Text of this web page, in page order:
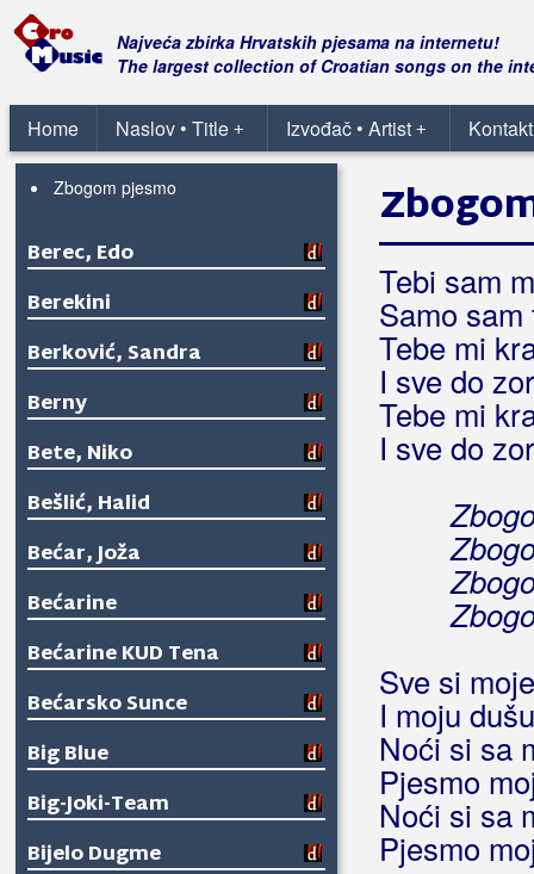
Najveća zbirka Hrvatskih pjesama na internetu!
The largest collection of Croatian songs on the
Home +
Naslov • Title +
Izvođač • Artist
Ti se ne daj da te gaze
U to vrijeme godišta
Za tobom moje srce žudi
Zadnju će nam pjesmu pjevati
Zbogom pjesmo
Berec, Edo
Berekini
Berković, Sandra
Berny
Bete, Niko
Bešlić, Halid
Bećar, Joža
Bećarine
Bećarine KUD Tena
Bećarsko Sunce
Big Blue
Big-Joki-Team
Bijelo Dugme
Tebi sam
Samo
Tebe mi
I sve do
Tebe mi
I sve do
Sve si
I moju
Noći si sa
Pjesmo
Noći si sa
Pjesmo